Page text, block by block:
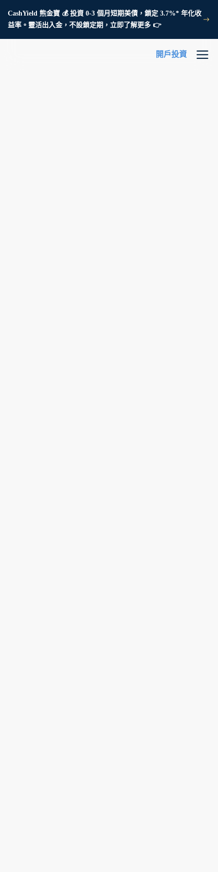
CashYield 熊金寶 💰 投資 0-3 個月短期美債，鎖定 3.7%* 年化收
益率。靈活出入金，不設鎖定期，立即了解更多 👉
開戶投資